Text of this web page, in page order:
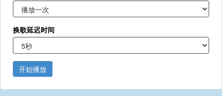
换歌延迟时间
开始播放